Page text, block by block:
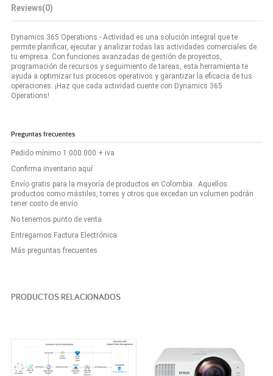
Reviews(0)
Dynamics 365 Operations - Actividad es una solución integral que te
permite planificar, ejecutar y analizar todas las actividades comerciales de
tu empresa. Con funciones avanzadas de gestión de proyectos,
programación de recursos y seguimiento de tareas, esta herramienta te
ayuda a optimizar tus procesos operativos y garantizar la eficacia de tus
operaciones. ¡Haz que cada actividad cuente con Dynamics 365
Operations!
Preguntas frecuentes
Pedido mínimo 1.000.000 + iva
Confirma inventario aquí
Envío gratis para la mayoría de productos en Colombia. Aquellos
productos como mástiles, torres y otros que excedan un volumen podrán
tener costo de envío.
No tenemos punto de venta
Entregamos Factura Electrónica
Más preguntas frecuentes
PRODUCTOS RELACIONADOS